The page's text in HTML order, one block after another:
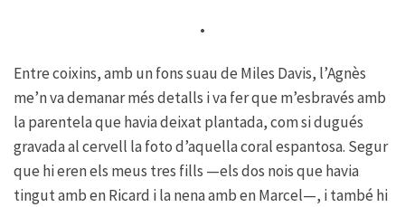
•
Entre coixins, amb un fons suau de Miles Davis, l’Agnès
me’n va demanar més detalls i va fer que m’esbravés amb
la parentela que havia deixat plantada, com si dugués
gravada al cervell la foto d’aquella coral espantosa. Segur
que hi eren els meus tres fills —els dos nois que havia
tingut amb en Ricard i la nena amb en Marcel—, i també hi